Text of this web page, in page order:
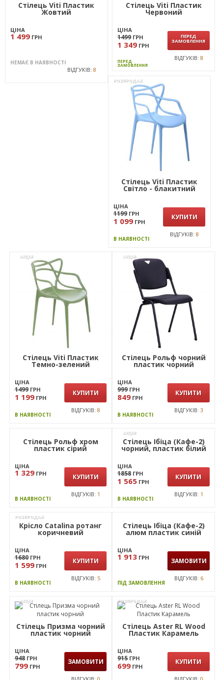
Стілець Viti Пластик
Жовтий
ЦІНА
1 499 ГРН
НЕМАЄ В НАЯВНОСТІ
ВІДГУКІВ: 8
Стілець Viti Пластик
Червоний
ЦІНА
1499 ГРН
1 349 ГРН
ПЕРЕД
ЗАМОВЛЕННЯ
ПЕРЕД
ЗАМОВЛЕННЯ
ВІДГУКІВ: 8
РОЗПРОДАЖ
Стілець Viti Пластик
Світло - блакитний
ЦІНА
1199 ГРН
1 099 ГРН
КУПИТИ
В НАЯВНОСТІ
ВІДГУКІВ:8
АКЦІЯ
Стілець Viti Пластик
Темно-зелений
ЦІНА
1499 ГРН
1 199 ГРН
КУПИТИ
В НАЯВНОСТІ
ВІДГУКІВ:8
АКЦІЯ
Стілець Рольф чорний
пластик чорний
ЦІНА
999 ГРН
849 ГРН
КУПИТИ
В НАЯВНОСТІ
ВІДГУКІВ: 3
Стілець Рольф хром
ЦІНА
1 329 ГРН КУПИТИ
АКЦІЯ
Стілець Ібіца (Кафе-2)
чорний, пластик білий
ЦІНА
1858 ГРН
1 565 ГРН
КУПИТИ
В НАЯВНОСТІ
ВІДГУКІВ: 1
РОЗПРОДАЖ
Крісло Catalina ротанг
коричневий
1680
1 599 ГРН
КУПИТИ
ВІДГУКІВ:5
Стілець Ібіца (Кафе-2)
алюм пластик синій
1 913 ЗАМОВИТИ
ВІДГУКІВ:6